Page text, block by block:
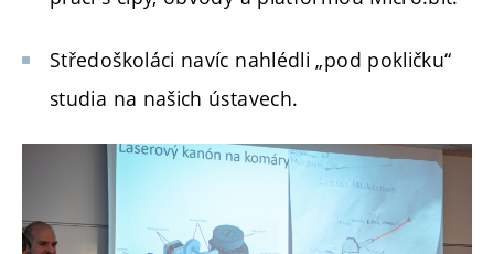
Středoškoláci navíc nahlédli „pod pokličku“
studia na našich ústavech.